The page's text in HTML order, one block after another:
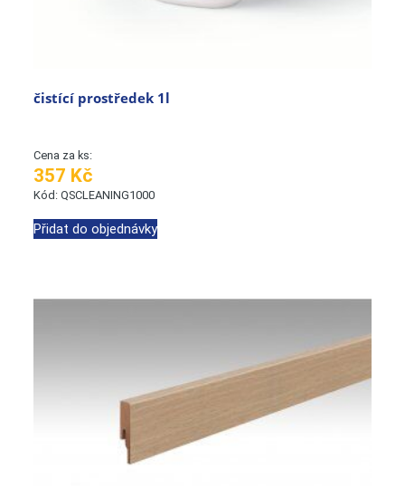
čistící prostředek 1l
Cena za ks:
357 Kč
Kód: QSCLEANING1000
Přidat do objednávky